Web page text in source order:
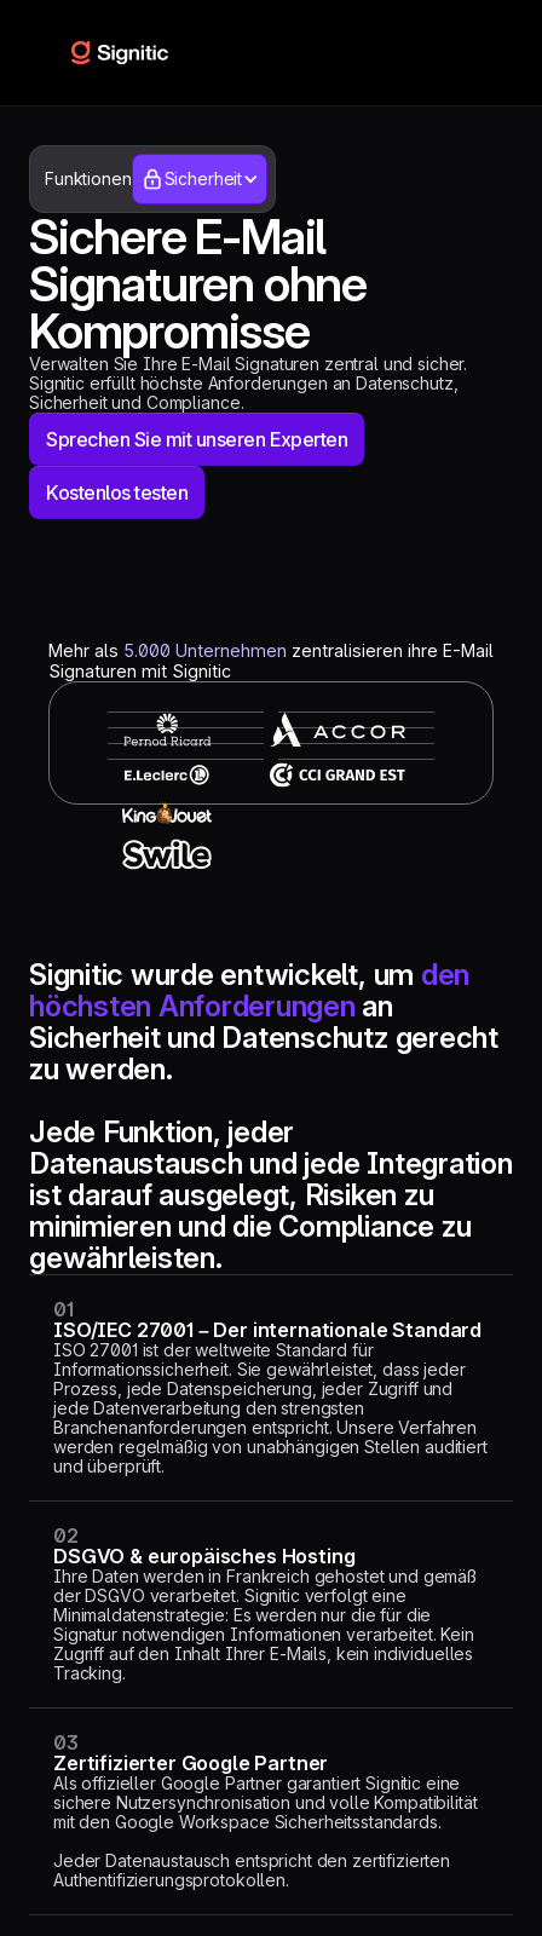
Funktionen Sicherheit
Sichere E-Mail
Signaturen ohne
Kompromisse
Verwalten Sie Ihre E-Mail Signaturen zentral und sicher.
Signitic erfüllt höchste Anforderungen an Datenschutz,
Sicherheit und Compliance.
Sprechen Sie mit unseren Experten
Kostenlos testen
Mehr als 5.000 Unternehmen zentralisieren ihre E-Mail
Signaturen mit Signitic
Signitic wurde entwickelt, um den
höchsten Anforderungen an
Sicherheit und Datenschutz gerecht
zu werden.
Jede Funktion, jeder
Datenaustausch und jede Integration
ist darauf ausgelegt, Risiken zu
minimieren und die Compliance zu
gewährleisten.
01
ISO/IEC 27001 – Der internationale Standard
ISO 27001 ist der weltweite Standard für
Informationssicherheit. Sie gewährleistet, dass jeder
Prozess, jede Datenspeicherung, jeder Zugriff und
jede Datenverarbeitung den strengsten
Branchenanforderungen entspricht. Unsere Verfahren
werden regelmäßig von unabhängigen Stellen auditiert
und überprüft.
02
DSGVO & europäisches Hosting
Ihre Daten werden in Frankreich gehostet und gemäß
der DSGVO verarbeitet. Signitic verfolgt eine
Minimaldatenstrategie: Es werden nur die für die
Signatur notwendigen Informationen verarbeitet. Kein
Zugriff auf den Inhalt Ihrer E-Mails, kein individuelles
Tracking.
03
Zertifizierter Google Partner
Als offizieller Google Partner garantiert Signitic eine
sichere Nutzersynchronisation und volle Kompatibilität
mit den Google Workspace Sicherheitsstandards.
Jeder Datenaustausch entspricht den zertifizierten
Authentifizierungsprotokollen.